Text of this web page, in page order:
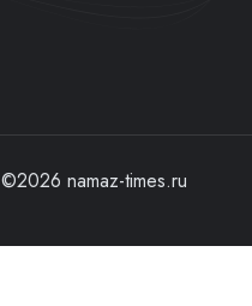
©2026 namaz-times.ru